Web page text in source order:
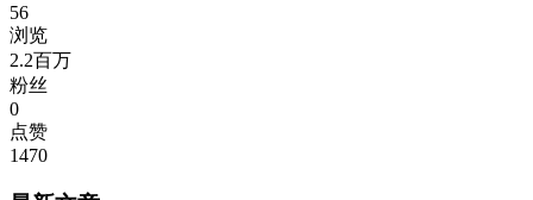
56
浏览
2.2百万
粉丝
0
点赞
1470